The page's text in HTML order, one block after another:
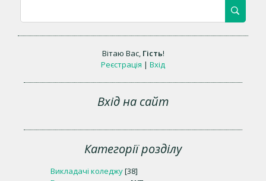
Вітаю Вас, Гість!
Реєстрація | Вхід
Вхід на сайт
Категорії розділу
Викладачі коледжу[38]